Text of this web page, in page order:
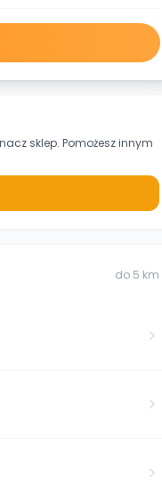
sklep. Pomożesz innym
do 5 km